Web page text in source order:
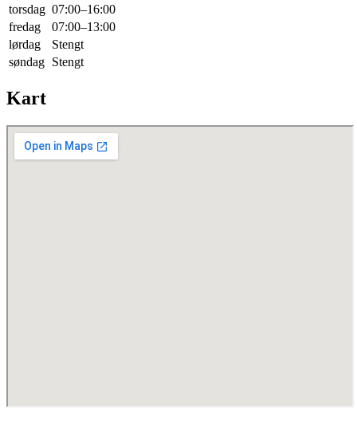
torsdag 07:00–16:00
fredag
07:00–13:00
lørdag
Stengt
søndag Stengt
Kart